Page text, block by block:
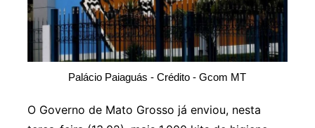
Palácio Paiaguás - Crédito - Gcom MT
O Governo de Mato Grosso já enviou, nesta